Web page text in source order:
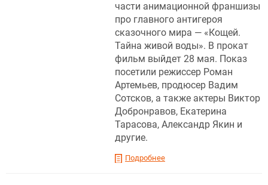
части анимационной франшизы
про главного антигероя
сказочного мира — «Кощей.
Тайна живой воды». В прокат
фильм выйдет 28 мая. Показ
посетили режиссер Роман
Артемьев, продюсер Вадим
Сотсков, а также актеры Виктор
Добронравов, Екатерина
Тарасова, Александр Якин и
другие.
Подробнее